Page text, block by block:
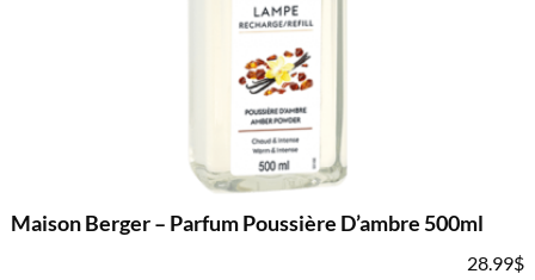
Maison Berger – Parfum Poussière D’ambre 500ml
28.99$